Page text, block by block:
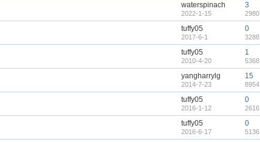
waterspinach
2022-1-15
3
2980
tuffy05
2017-6-1
0
3288
tuffy05
2010-4-20
1
5368
yangharrylg
2014-7-23
15
8954
tuffy05
2016-1-12
0
2616
tuffy05
2016-6-17
0
5136